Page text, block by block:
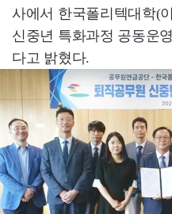
사에서 한국폴리텍대학(
신중년 특화과정 공동운
다고 밝혔다.